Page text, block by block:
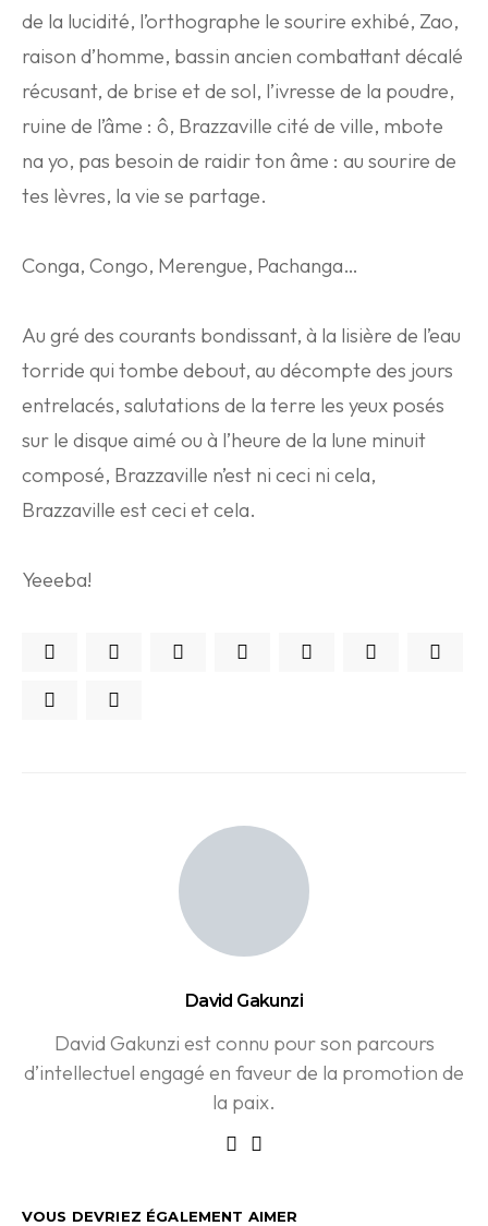
de la lucidité, l’orthographe le sourire exhibé, Zao,
raison d’homme, bassin ancien combattant décalé
récusant, de brise et de sol, l’ivresse de la poudre,
ruine de l’âme : ô, Brazzaville cité de ville, mbote
na yo, pas besoin de raidir ton âme : au sourire de
tes lèvres, la vie se partage.
Conga, Congo, Merengue, Pachanga…
Au gré des courants bondissant, à la lisière de l’eau
torride qui tombe debout, au décompte des jours
entrelacés, salutations de la terre les yeux posés
sur le disque aimé ou à l’heure de la lune minuit
composé, Brazzaville n’est ni ceci ni cela,
Brazzaville est ceci et cela.
Yeeeba!
David Gakunzi
David Gakunzi est connu pour son parcours
d’intellectuel engagé en faveur de la promotion de
la paix.
VOUS DEVRIEZ ÉGALEMENT AIMER